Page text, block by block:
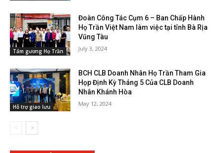
Tấm gương Họ Trần
Đoàn Công Tác Cụm 6 – Ban Chấp Hành
Họ Trần Việt Nam làm việc tại tỉnh Bà Rịa
Vũng Tàu
July 3, 2024
Hỗ trợ giao lưu
BCH CLB Doanh Nhân Họ Trần Tham Gia
Họp Định Kỳ Tháng 5 Của CLB Doanh
Nhân Khánh Hòa
May 12, 2024